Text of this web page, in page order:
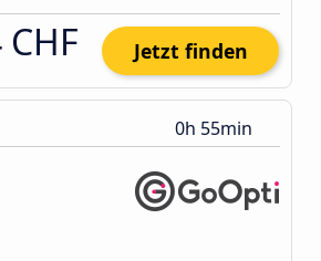
Jetzt finden
0h 55min